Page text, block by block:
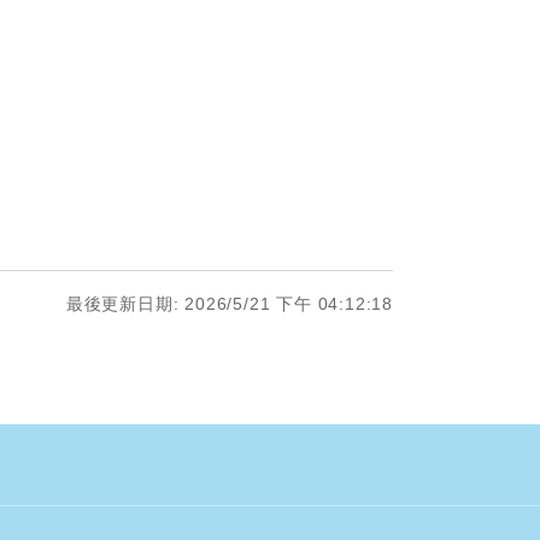
最後更新日期: 2026/5/21 下午 04:12:18